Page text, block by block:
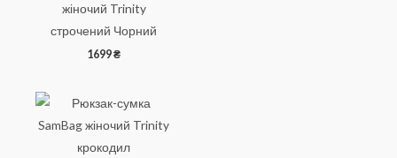
жіночий Trinity
строчений Чорний
1699₴